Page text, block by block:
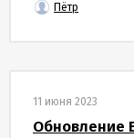
Пётр
11 июня 2023
Обновление